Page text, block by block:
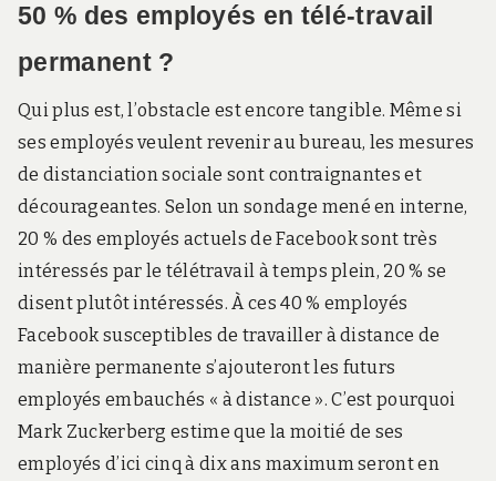
50 % des employés en télé-travail
permanent ?
Qui plus est, l’obstacle est encore tangible. Même si
ses employés veulent revenir au bureau, les mesures
de distanciation sociale sont contraignantes et
décourageantes. Selon un sondage mené en interne,
20 % des employés actuels de Facebook sont très
intéressés par le télétravail à temps plein, 20 % se
disent plutôt intéressés. À ces 40 % employés
Facebook susceptibles de travailler à distance de
manière permanente s’ajouteront les futurs
employés embauchés « à distance ». C’est pourquoi
Mark Zuckerberg estime que la moitié de ses
employés d’ici cinq à dix ans maximum seront en